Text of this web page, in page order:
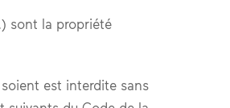
sont la propriété
est interdite sans